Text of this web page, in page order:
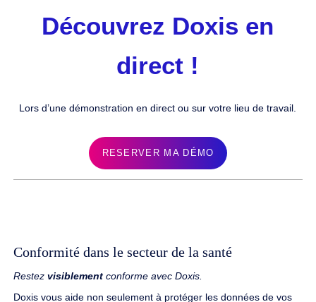
Découvrez Doxis en
direct !
Lors d’une démonstration en direct ou sur votre lieu de travail.
RESERVER MA DÉMO
Conformité dans le secteur de la santé
Restez visiblementconforme avec Doxis.
Doxis vous aide non seulement à protéger les données de vos